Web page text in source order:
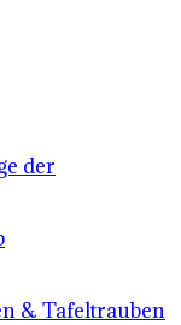
der
& Tafeltrauben